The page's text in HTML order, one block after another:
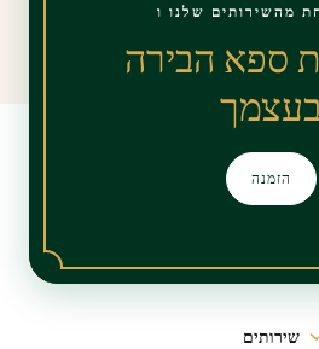
ספא הבירה
בעצמך
הזמנה
שירותים